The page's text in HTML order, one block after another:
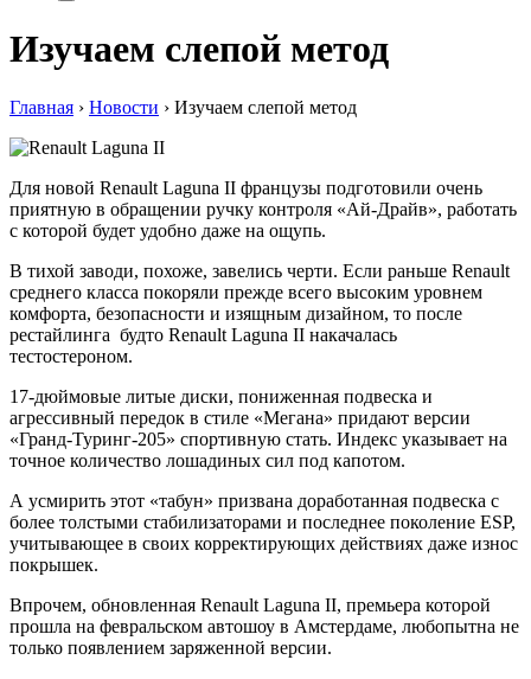
Изучаем слепой метод
Главная › Новости › Изучаем слепой метод
Для новой Renault Laguna II французы подготовили очень
приятную в обращении ручку контроля «Ай-Драйв», работать
с которой будет удобно даже на ощупь.
В тихой заводи, похоже, завелись черти. Если раньше Renault
среднего класса покоряли прежде всего высоким уровнем
комфорта, безопасности и изящным дизайном, то после
рестайлинга будто Renault Laguna II накачалась
тестостероном.
17-дюймовые литые диски, пониженная подвеска и
агрессивный передок в стиле «Мегана» придают версии
«Гранд-Туринг-205» спортивную стать. Индекс указывает на
точное количество лошадиных сил под капотом.
А усмирить этот «табун» призвана доработанная подвеска с
более толстыми стабилизаторами и последнее поколение ESP,
учитывающее в своих корректирующих действиях даже износ
покрышек.
Впрочем, обновленная Renault Laguna II, премьера которой
прошла на февральском автошоу в Амстердаме, любопытна не
только появлением заряженной версии.